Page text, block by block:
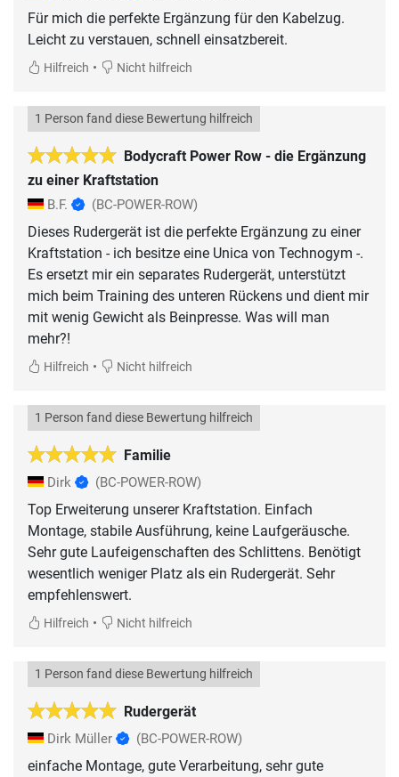
Für mich die perfekte Ergänzung für den Kabelzug.
Leicht zu verstauen, schnell einsatzbereit.
Hilfreich • Nicht hilfreich
Bodycraft Power Row - die Ergänzung
zu einer Kraftstation
1 Person fand diese Bewertung hilfreich
B.F. (BC-POWER-ROW)
Dieses Rudergerät ist die perfekte Ergänzung zu einer
Kraftstation - ich besitze eine Unica von Technogym -.
Es ersetzt mir ein separates Rudergerät, unterstützt
mich beim Training des unteren Rückens und dient mir
mit wenig Gewicht als Beinpresse. Was will man
mehr?!
Hilfreich • Nicht hilfreich
Familie
1 Person fand diese Bewertung hilfreich
Dirk (BC-POWER-ROW)
Top Erweiterung unserer Kraftstation. Einfach
Montage, stabile Ausführung, keine Laufgeräusche.
Sehr gute Laufeigenschaften des Schlittens. Benötigt
wesentlich weniger Platz als ein Rudergerät. Sehr
empfehlenswert.
Hilfreich • Nicht hilfreich
Rudergerät
1 Person fand diese Bewertung hilfreich
Dirk Müller (BC-POWER-ROW)
einfache Montage, gute Verarbeitung, sehr gute